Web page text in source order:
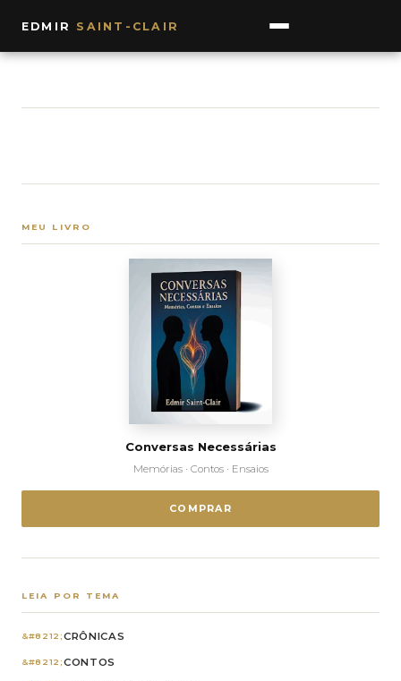
EDMIR SAINT-CLAIR
MEU LIVRO
Conversas Necessárias
Memórias · Contos · Ensaios
COMPRAR
LEIA POR TEMA
CRÔNICAS
CONTOS